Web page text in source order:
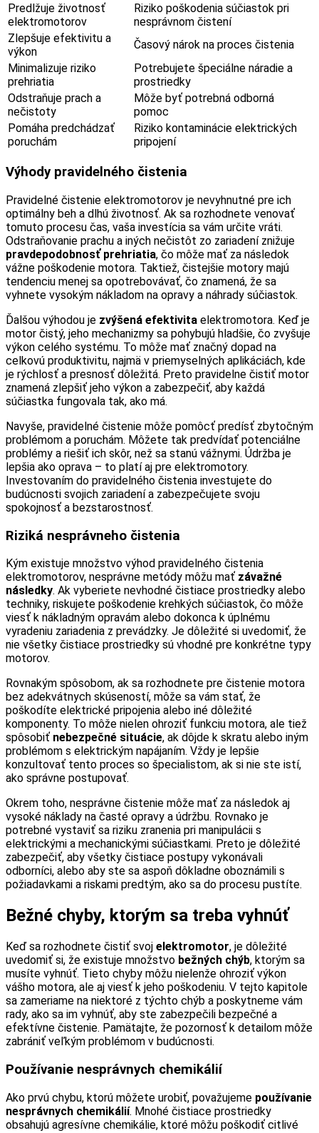
Predlžuje životnosť
elektromotorov
Riziko poškodenia súčiastok pri
nesprávnom čistení
Zlepšuje efektivitu a
výkon
Časový nárok na proces čistenia
Minimalizuje riziko
prehriatia
Potrebujete špeciálne náradie a
prostriedky
Odstraňuje prach a
nečistoty
Môže byť potrebná odborná
pomoc
Pomáha predchádzať
poruchám
Riziko kontaminácie elektrických
pripojení
Výhody pravidelného čistenia
Pravidelné čistenie elektromotorov je nevyhnutné pre ich
optimálny beh a dlhú životnosť. Ak sa rozhodnete venovať
tomuto procesu čas, vaša investícia sa vám určite vráti.
Odstraňovanie prachu a iných nečistôt zo zariadení znižuje
pravdepodobnosť prehriatia, čo môže mať za následok
vážne poškodenie motora. Taktiež, čistejšie motory majú
tendenciu menej sa opotrebovávať, čo znamená, že sa
vyhnete vysokým nákladom na opravy a náhrady súčiastok.
Ďalšou výhodou je zvýšená efektivita elektromotora. Keď je
motor čistý, jeho mechanizmy sa pohybujú hladšie, čo zvyšuje
výkon celého systému. To môže mať značný dopad na
celkovú produktivitu, najmä v priemyselných aplikáciách, kde
je rýchlosť a presnosť dôležitá. Preto pravidelne čistiť motor
znamená zlepšiť jeho výkon a zabezpečiť, aby každá
súčiastka fungovala tak, ako má.
Navyše, pravidelné čistenie môže pomôcť predísť zbytočným
problémom a poruchám. Môžete tak predvídať potenciálne
problémy a riešiť ich skôr, než sa stanú vážnymi. Údržba je
lepšia ako oprava – to platí aj pre elektromotory.
Investovaním do pravidelného čistenia investujete do
budúcnosti svojich zariadení a zabezpečujete svoju
spokojnosť a bezstarostnosť.
Riziká nesprávneho čistenia
Kým existuje množstvo výhod pravidelného čistenia
elektromotorov, nesprávne metódy môžu mať závažné
následky. Ak vyberiete nevhodné čistiace prostriedky alebo
techniky, riskujete poškodenie krehkých súčiastok, čo môže
viesť k nákladným opravám alebo dokonca k úplnému
vyradeniu zariadenia z prevádzky. Je dôležité si uvedomiť, že
nie všetky čistiace prostriedky sú vhodné pre konkrétne typy
motorov.
Rovnakým spôsobom, ak sa rozhodnete pre čistenie motora
bez adekvátnych skúseností, môže sa vám stať, že
poškodíte elektrické pripojenia alebo iné dôležité
komponenty. To môže nielen ohroziť funkciu motora, ale tiež
spôsobiť nebezpečné situácie, ak dôjde k skratu alebo iným
problémom s elektrickým napájaním. Vždy je lepšie
konzultovať tento proces so špecialistom, ak si nie ste istí,
ako správne postupovať.
Okrem toho, nesprávne čistenie môže mať za následok aj
vysoké náklady na časté opravy a údržbu. Rovnako je
potrebné vystaviť sa riziku zranenia pri manipulácii s
elektrickými a mechanickými súčiastkami. Preto je dôležité
zabezpečiť, aby všetky čistiace postupy vykonávali
odborníci, alebo aby ste sa aspoň dôkladne oboznámili s
požiadavkami a riskami predtým, ako sa do procesu pustíte.
Bežné chyby, ktorým sa treba vyhnúť
Keď sa rozhodnete čistiť svoj elektromotor, je dôležité
uvedomiť si, že existuje množstvo bežných chýb, ktorým sa
musíte vyhnúť. Tieto chyby môžu nielenže ohroziť výkon
vášho motora, ale aj viesť k jeho poškodeniu. V tejto kapitole
sa zameriame na niektoré z týchto chýb a poskytneme vám
rady, ako sa im vyhnúť, aby ste zabezpečili bezpečné a
efektívne čistenie. Pamätajte, že pozornosť k detailom môže
zabrániť veľkým problémom v budúcnosti.
Používanie nesprávnych chemikálií
Ako prvú chybu, ktorú môžete urobiť, považujeme používanie
nesprávnych chemikálií. Mnohé čistiace prostriedky
obsahujú agresívne chemikálie, ktoré môžu poškodiť citlivé